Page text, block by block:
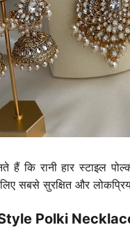
हैं कि रानी हार स्टाइल
सबसे सुरक्षित और
Polki